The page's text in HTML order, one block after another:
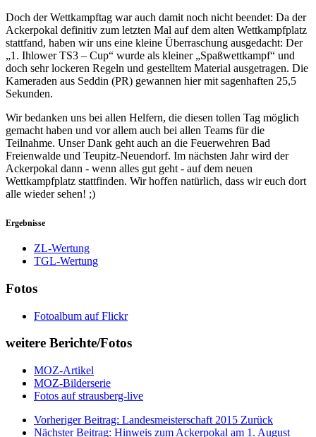
Doch der Wettkampftag war auch damit noch nicht beendet: Da der
Ackerpokal definitiv zum letzten Mal auf dem alten Wettkampfplatz
stattfand, haben wir uns eine kleine Überraschung ausgedacht: Der
„1. Ihlower TS3 – Cup“ wurde als kleiner „Spaßwettkampf“ und
doch sehr lockeren Regeln und gestelltem Material ausgetragen. Die
Kameraden aus Seddin (PR) gewannen hier mit sagenhaften 25,5
Sekunden.
Wir bedanken uns bei allen Helfern, die diesen tollen Tag möglich
gemacht haben und vor allem auch bei allen Teams für die
Teilnahme. Unser Dank geht auch an die Feuerwehren Bad
Freienwalde und Teupitz-Neuendorf. Im nächsten Jahr wird der
Ackerpokal dann - wenn alles gut geht - auf dem neuen
Wettkampfplatz stattfinden. Wir hoffen natürlich, dass wir euch dort
alle wieder sehen! ;)
Ergebnisse
ZL-Wertung
TGL-Wertung
Fotos
Fotoalbum auf Flickr
weitere Berichte/Fotos
MOZ-Artikel
MOZ-Bilderserie
Fotos auf strausberg-live
Vorheriger Beitrag: Landesmeisterschaft 2015 Zurück
Nächster Beitrag: Hinweis zum Ackerpokal am 1. August